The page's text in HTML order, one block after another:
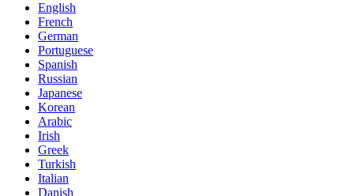
English
French
German
Portuguese
Spanish
Russian
Japanese
Korean
Arabic
Irish
Greek
Turkish
Italian
Danish